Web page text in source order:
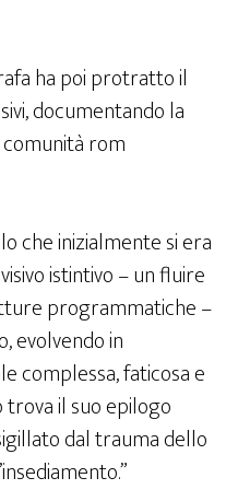
ha poi protratto il
documentando la
rom
che inizialmente si era
istintivo – un fluire
programmatiche –
evolvendo in
complessa, faticosa e
il suo epilogo
dal trauma dello